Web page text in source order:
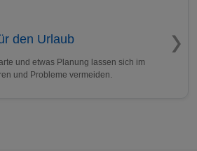
den Urlaub
und etwas Planung lassen sich im
und Probleme vermeiden.